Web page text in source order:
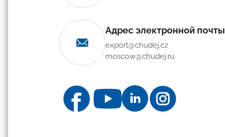
Адрес электронной почты
export@chudej.cz
moscow@chudej.ru